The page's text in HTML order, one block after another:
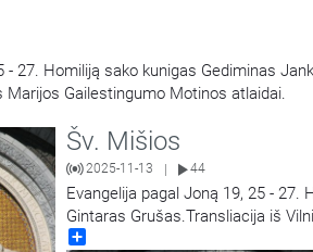
- 27. Homiliją sako kunigas Gediminas
Gailestingumo Motinos atlaidai.
Šv. Mišios
2025-11-13 44
Evangelija pagal Joną 19, 25 -
Gintaras Grušas.Transliacija iš
Marijos Gailestingumo Motinos